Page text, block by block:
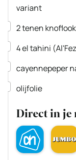
variant
▢
2tenen knoflook
▢
4eltahini
▢
cayennepeper
▢
olijfolie
Direct in je